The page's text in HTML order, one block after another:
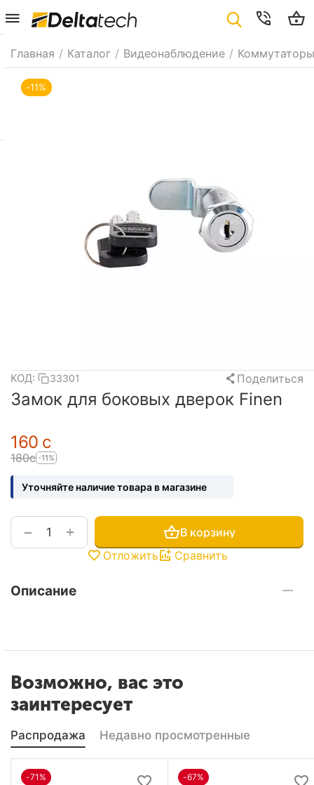
Главная / Каталог / Видеонаблюдение /
-11%
КОД: 33301 Поделиться
Замок для боковых дверок Finen
‍160‍ с
‍180‍с -11%
Уточняйте наличие товара в магазине
+
−
В корзину
Отложить
Сравнить
Описание
Возможно, вас это
заинтересует
Распродажа Недавно просмотренные
-71% -67%